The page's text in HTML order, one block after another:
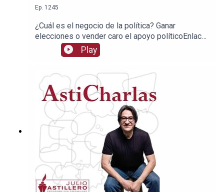
Ep. 1245
¿Cuál es el negocio de la política? Ganar
elecciones o vender caro el apoyo políticoEnlace
para apoyar vía
Patreon:https://www.patreon.com/julioastilleroEnl
PayPal:https://www.paypal.me/julioastilleroCuent
a para hacer transferencias a cuenta BBVA a
nombre de Julio Hernández López:
1539408017CLABE: 012 320 01539408017
2Tienda:https://julioastillerotienda.com/
Play